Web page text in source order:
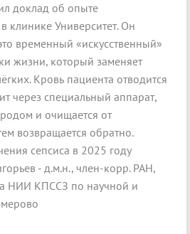
доклад об опыте
клинике Университет. Он
временный «искусственный»
жизни, который заменяет
Кровь пациента отводится
через специальный аппарат,
и очищается от
возвращается обратно.
сепсиса в 2025 году
- д.м.н., член-корр. РАН,
НИИ КПССЗ по научной и